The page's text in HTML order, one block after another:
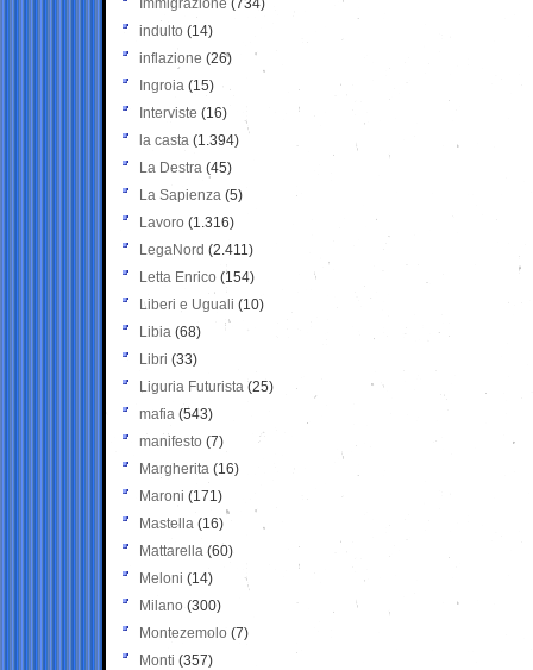
Immigrazione (734)
indulto (14)
inflazione (26)
Ingroia (15)
Interviste (16)
la casta (1.394)
La Destra (45)
La Sapienza (5)
Lavoro (1.316)
LegaNord (2.411)
Letta Enrico (154)
Liberi e Uguali (10)
Libia (68)
Libri (33)
Liguria Futurista (25)
mafia (543)
manifesto (7)
Margherita (16)
Maroni (171)
Mastella (16)
Mattarella (60)
Meloni (14)
Milano (300)
Montezemolo (7)
Monti (357)